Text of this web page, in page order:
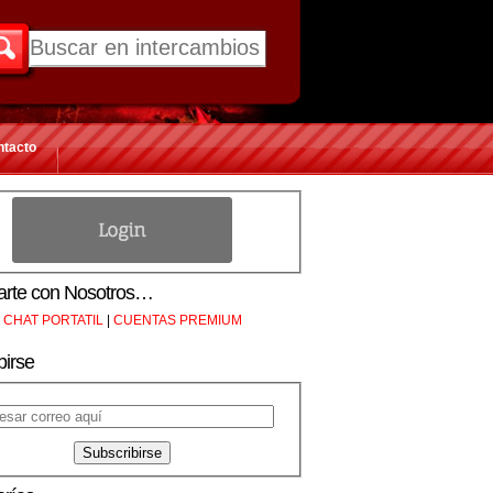
con Nosotros…
CHAT PORTATIL | CUENTAS PREMIUM